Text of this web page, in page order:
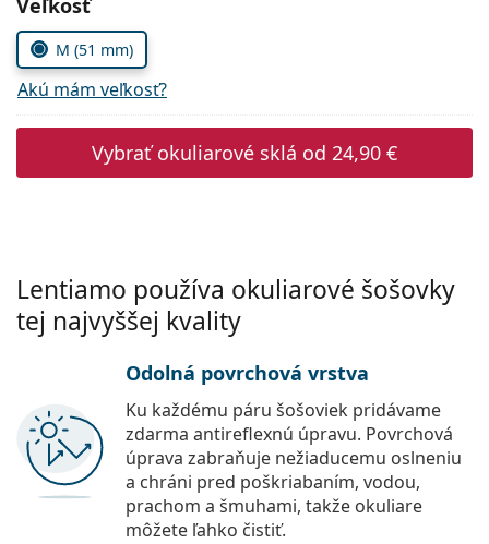
Persol
Prada
Všetky značky
Zvoľte parametre
M (51 mm)
Akú mám veľkosť?
Vybrať okuliarové sklá od 24,90 €
Lentiamo používa okuliarové šošovky
tej najvyššej kvality
Odolná povrchová vrstva
Ku každému páru šošoviek pridávame
zdarma antireflexnú úpravu. Povrchová
úprava zabraňuje nežiaducemu oslneniu
a chráni pred poškriabaním, vodou,
prachom a šmuhami, takže okuliare
môžete ľahko čistiť.